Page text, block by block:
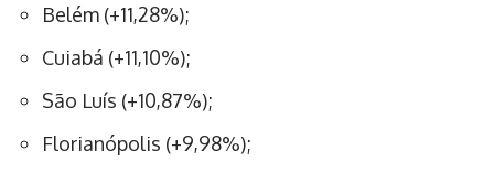
Belém (+11,28%);
Cuiabá (+11,10%);
São Luís (+10,87%);
Florianópolis (+9,98%);